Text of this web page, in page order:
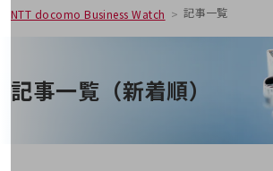
企業と地域が持続成長する社会を目指します
Smart City
Smart Education
Smart Mobility
Smart Worksite
NTT docomo Business Watch 記事一覧
記事一覧（新着順）